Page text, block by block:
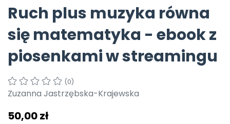
Pomoc
Ruch plus muzyka równa
się matematyka - ebook z
piosenkami w streamingu
(0)
Zuzanna Jastrzębska-Krajewska
50,00 zł